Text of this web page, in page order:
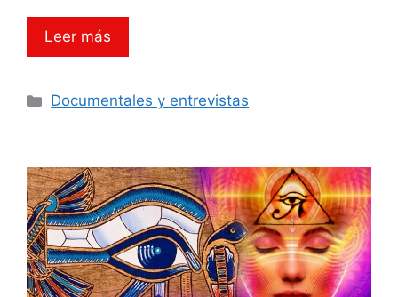
Leer más
Categorías
Documentales y entrevistas